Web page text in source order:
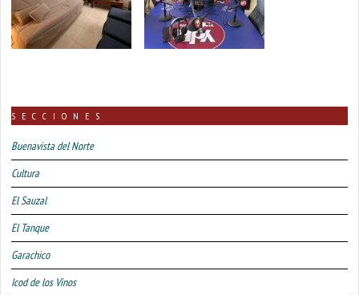
SECCIONES
Buenavista del Norte
Cultura
El Sauzal
El Tanque
Garachico
Icod de los Vinos